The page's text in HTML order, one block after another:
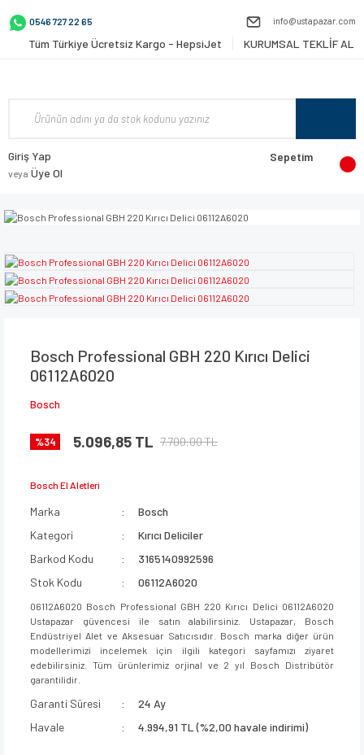
0546 727 22 65 info@ustapazar.com
Tüm Türkiye Ücretsiz Kargo - HepsiJet KURUMSAL TEKLİF AL
Giriş Yap
veya Üye Ol
Sepetim
Bosch Professional GBH 220 Kırıcı Delici
06112A6020
Bosch
%34 5.096,85 TL 7.700,00 TL
Bosch El Aletleri
Marka
Bosch
Kategori
Kırıcı Deliciler
Barkod Kodu
3165140992596
Stok Kodu
06112A6020
06112A6020 Bosch Professional GBH 220 Kırıcı Delici 06112A6020
Ustapazar güvencesi ile satın alabilirsiniz. Ustapazar, Bosch
Endüstriyel Alet ve Aksesuar Satıcısıdır. Bosch marka diğer ürün
modellerimizi incelemek için ilgili kategori sayfamızı ziyaret
edebilirsiniz. Tüm ürünlerimiz orjinal ve 2 yıl Bosch Distribütör
garantilidir.
Garanti Süresi
24 Ay
Havale
4.994,91 TL (%2,00 havale indirimi)